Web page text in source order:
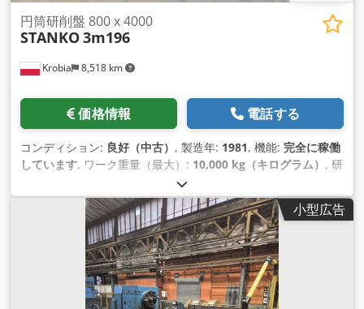
客様の工場への機械輸送の手配 - 据付、組立、試運転、運転準
備完了後の引き渡しなど、さらに多くのことが可能です。
Krobia 8,518 km
円筒研削盤 800 x 4000
STANKO3m196
価格情報 電話する
コンディション: 良好（中古） , 製造年: 1981, 機能: 完全に稼働
しています, ワーク重量（最大）: 10,000 kg（キログラム） , 研
750 mm
13,440 mm, 全高:2,455 mm, 研削直径:800 mm, 総重量:
38,700 kg（キログラム） , STANKO 3M196 ローラーグライン
ダー。 製造年 1981. 最大研削直径800 mm、 工作物の最大研
削長さ 4000 mm、 研削直径範囲 80 - 800 mm、 最大研削直
径（サポートなし） 800 mm 最大研削直径 450 mm 研削ヘッ
ドをテーブルから持ち上げる高さ：410 mm ツメで研削する工
作物の最大重量10000 kg、 ホイール寸法 ⌀750 x 100 mm、 研
小型広告